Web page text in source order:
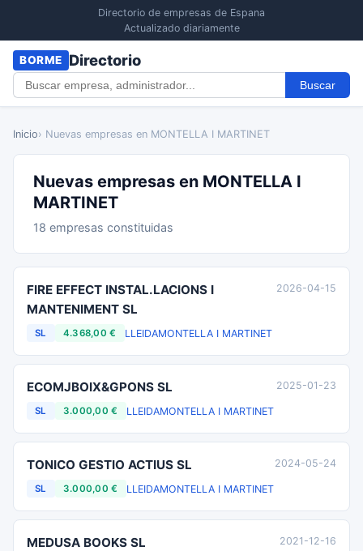
Directorio de empresas de Espana
Actualizado diariamente
BORME Directorio
Buscar
Inicio› Nuevas empresas en MONTELLA I MARTINET
Nuevas empresas en MONTELLA I
MARTINET
18 empresas constituidas
FIRE EFFECT INSTAL.LACIONS I
MANTENIMENT SL
SL 4.368,00 € LLEIDAMONTELLA I MARTINET
2026-04-15
ECOMJBOIX&GPONS SL
SL 3.000,00 € LLEIDAMONTELLA I MARTINET
2025-01-23
TONICO GESTIO ACTIUS SL
SL 3.000,00 € LLEIDAMONTELLA I MARTINET
2024-05-24
MEDUSA BOOKS SL 2021-12-16